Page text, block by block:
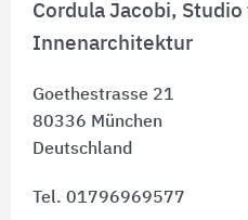
Cordula Jacobi,
Innenarchitektur
Goethestrasse 21
80336 München
Deutschland
Tel. 01796969577